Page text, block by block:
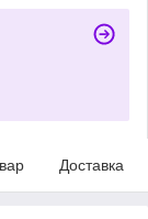
Доставка